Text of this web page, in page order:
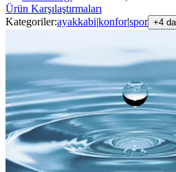
Ürün Karşılaştırmaları
Kategoriler:ayakkabi|konfor|spor +4